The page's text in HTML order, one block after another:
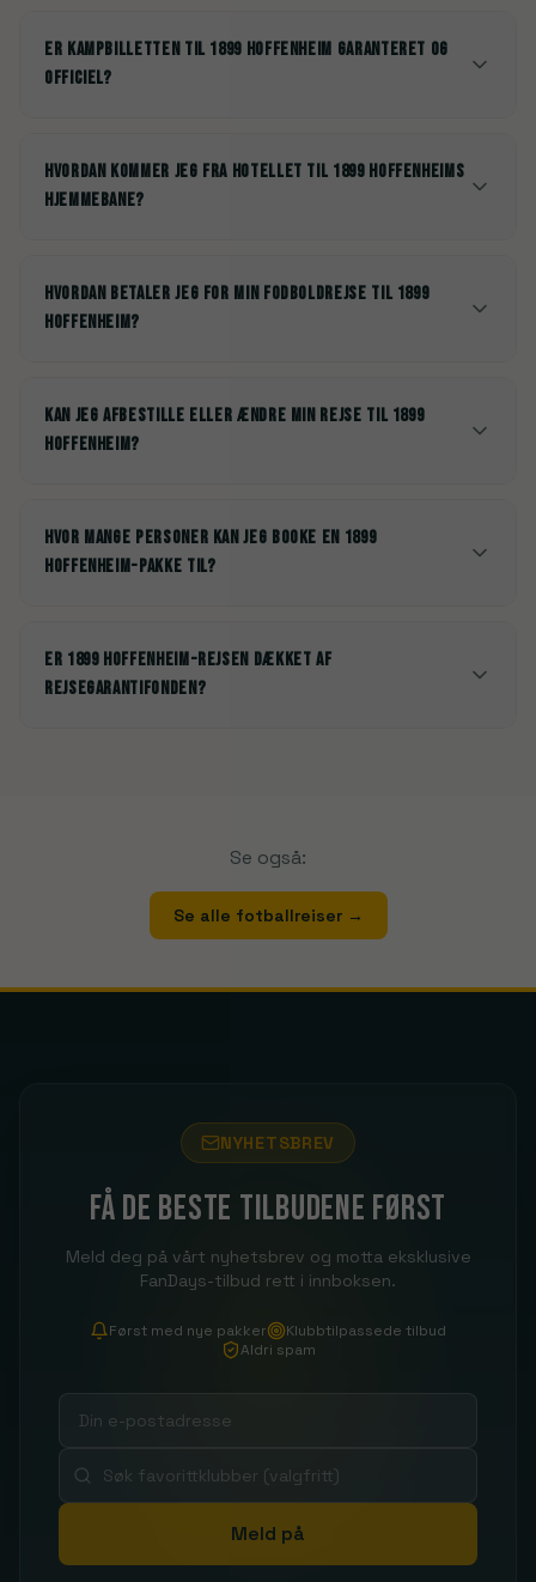
Er kampbilletten til 1899 Hoffenheim garanteret og
officiel?
Hvordan kommer jeg fra hotellet til 1899 Hoffenheims
hjemmebane?
Hvordan betaler jeg for min fodboldrejse til 1899
Hoffenheim?
Kan jeg afbestille eller ændre min rejse til 1899
Hoffenheim?
Hvor mange personer kan jeg booke en 1899
Hoffenheim-pakke til?
Er 1899 Hoffenheim-rejsen dækket af
rejsegarantifonden?
Se også:
Se alle fotballreiser→
NYHETSBREV
Få de beste tilbudene først
Meld deg på vårt nyhetsbrev og motta eksklusive
FanDays-tilbud rett i innboksen.
Først med nye pakker
Klubbtilpassede tilbud
Aldri spam
Meld på